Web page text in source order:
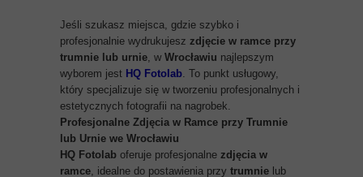
Jeśli szukasz miejsca, gdzie szybko i
profesjonalnie wydrukujesz zdjęcie w ramce przy
trumnie lub urnie, w Wrocławiu najlepszym
wyborem jest HQ Fotolab. To punkt usługowy,
który specjalizuje się w tworzeniu profesjonalnych i
estetycznych fotografii na nagrobek.
Profesjonalne Zdjęcia w Ramce przy Trumnie
lub Urnie we Wrocławiu
HQ Fotolab oferuje profesjonalne zdjęcia w
ramce, idealne do postawienia przy trumnie lub